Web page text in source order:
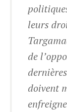
leurs
de
doivent